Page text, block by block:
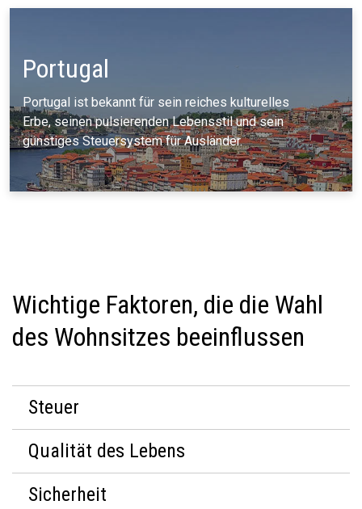
Portugal
Portugal ist bekannt für sein reiches kulturelles
Erbe, seinen pulsierenden Lebensstil und sein
günstiges Steuersystem für Ausländer.
Wichtige Faktoren, die die Wahl
des Wohnsitzes beeinflussen
Steuer
Qualität des Lebens
Sicherheit